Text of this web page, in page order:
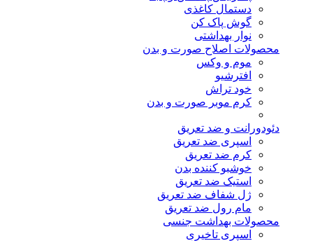
دستمال کاغذی
گوش پاک کن
نوار بهداشتی
محصولات اصلاح صورت و بدن
موم و وکس
افترشیو
خود تراش
کرم موبر صورت و بدن
دئودورانت و ضد تعریق
اسپری ضد تعریق
کرم ضد تعریق
خوشبو کننده بدن
استیک ضد تعریق
ژل شفاف ضد تعریق
مام رول ضد تعریق
محصولات بهداشت جنسی
اسپری تاخیری